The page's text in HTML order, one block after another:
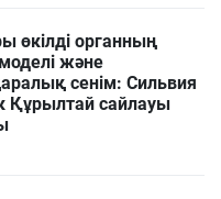
өкілді органның
және
сенім: Сильвия
Құрылтай сайлауы